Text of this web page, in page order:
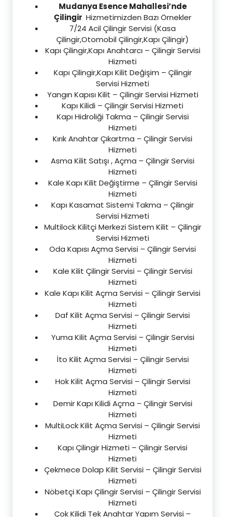
Mudanya Esence Mahallesi’nde
Çilingir Hizmetimizden Bazı Örnekler
7/24 Acil Çilingir Servisi (Kasa
Çilingir,Otomobil Çilingir,Kapı Çilingir)
Kapı Çilingir,Kapı Anahtarcı – Çilingir Servisi
Hizmeti
Kapı Çilingir,Kapı Kilit Değişim – Çilingir
Servisi Hizmeti
Yangın Kapısı Kilit – Çilingir Servisi Hizmeti
Kapı Kilidi – Çilingir Servisi Hizmeti
Kapı Hidroliği Takma – Çilingir Servisi
Hizmeti
Kırık Anahtar Çıkartma – Çilingir Servisi
Hizmeti
Asma Kilit Satışı , Açma – Çilingir Servisi
Hizmeti
Kale Kapı Kilit Değiştirme – Çilingir Servisi
Hizmeti
Kapı Kasamat Sistemi Takma – Çilingir
Servisi Hizmeti
Multilock Kilitçi Merkezi Sistem Kilit – Çilingir
Servisi Hizmeti
Oda Kapısı Açma Servisi – Çilingir Servisi
Hizmeti
Kale Kilit Çilingir Servisi – Çilingir Servisi
Hizmeti
Kale Kapı Kilit Açma Servisi – Çilingir Servisi
Hizmeti
Daf Kilit Açma Servisi – Çilingir Servisi
Hizmeti
Yuma Kilit Açma Servisi – Çilingir Servisi
Hizmeti
İto Kilit Açma Servisi – Çilingir Servisi
Hizmeti
Hok Kilit Açma Servisi – Çilingir Servisi
Hizmeti
Demir Kapı Kilidi Açma – Çilingir Servisi
Hizmeti
MultiLock Kilit Açma Servisi – Çilingir Servisi
Hizmeti
Kapı Çilingir Hizmeti – Çilingir Servisi
Hizmeti
Çekmece Dolap Kilit Servisi – Çilingir Servisi
Hizmeti
Nöbetçi Kapı Çilingir Servisi – Çilingir Servisi
Hizmeti
Çok Kilidi Tek Anahtar Yapım Servisi –